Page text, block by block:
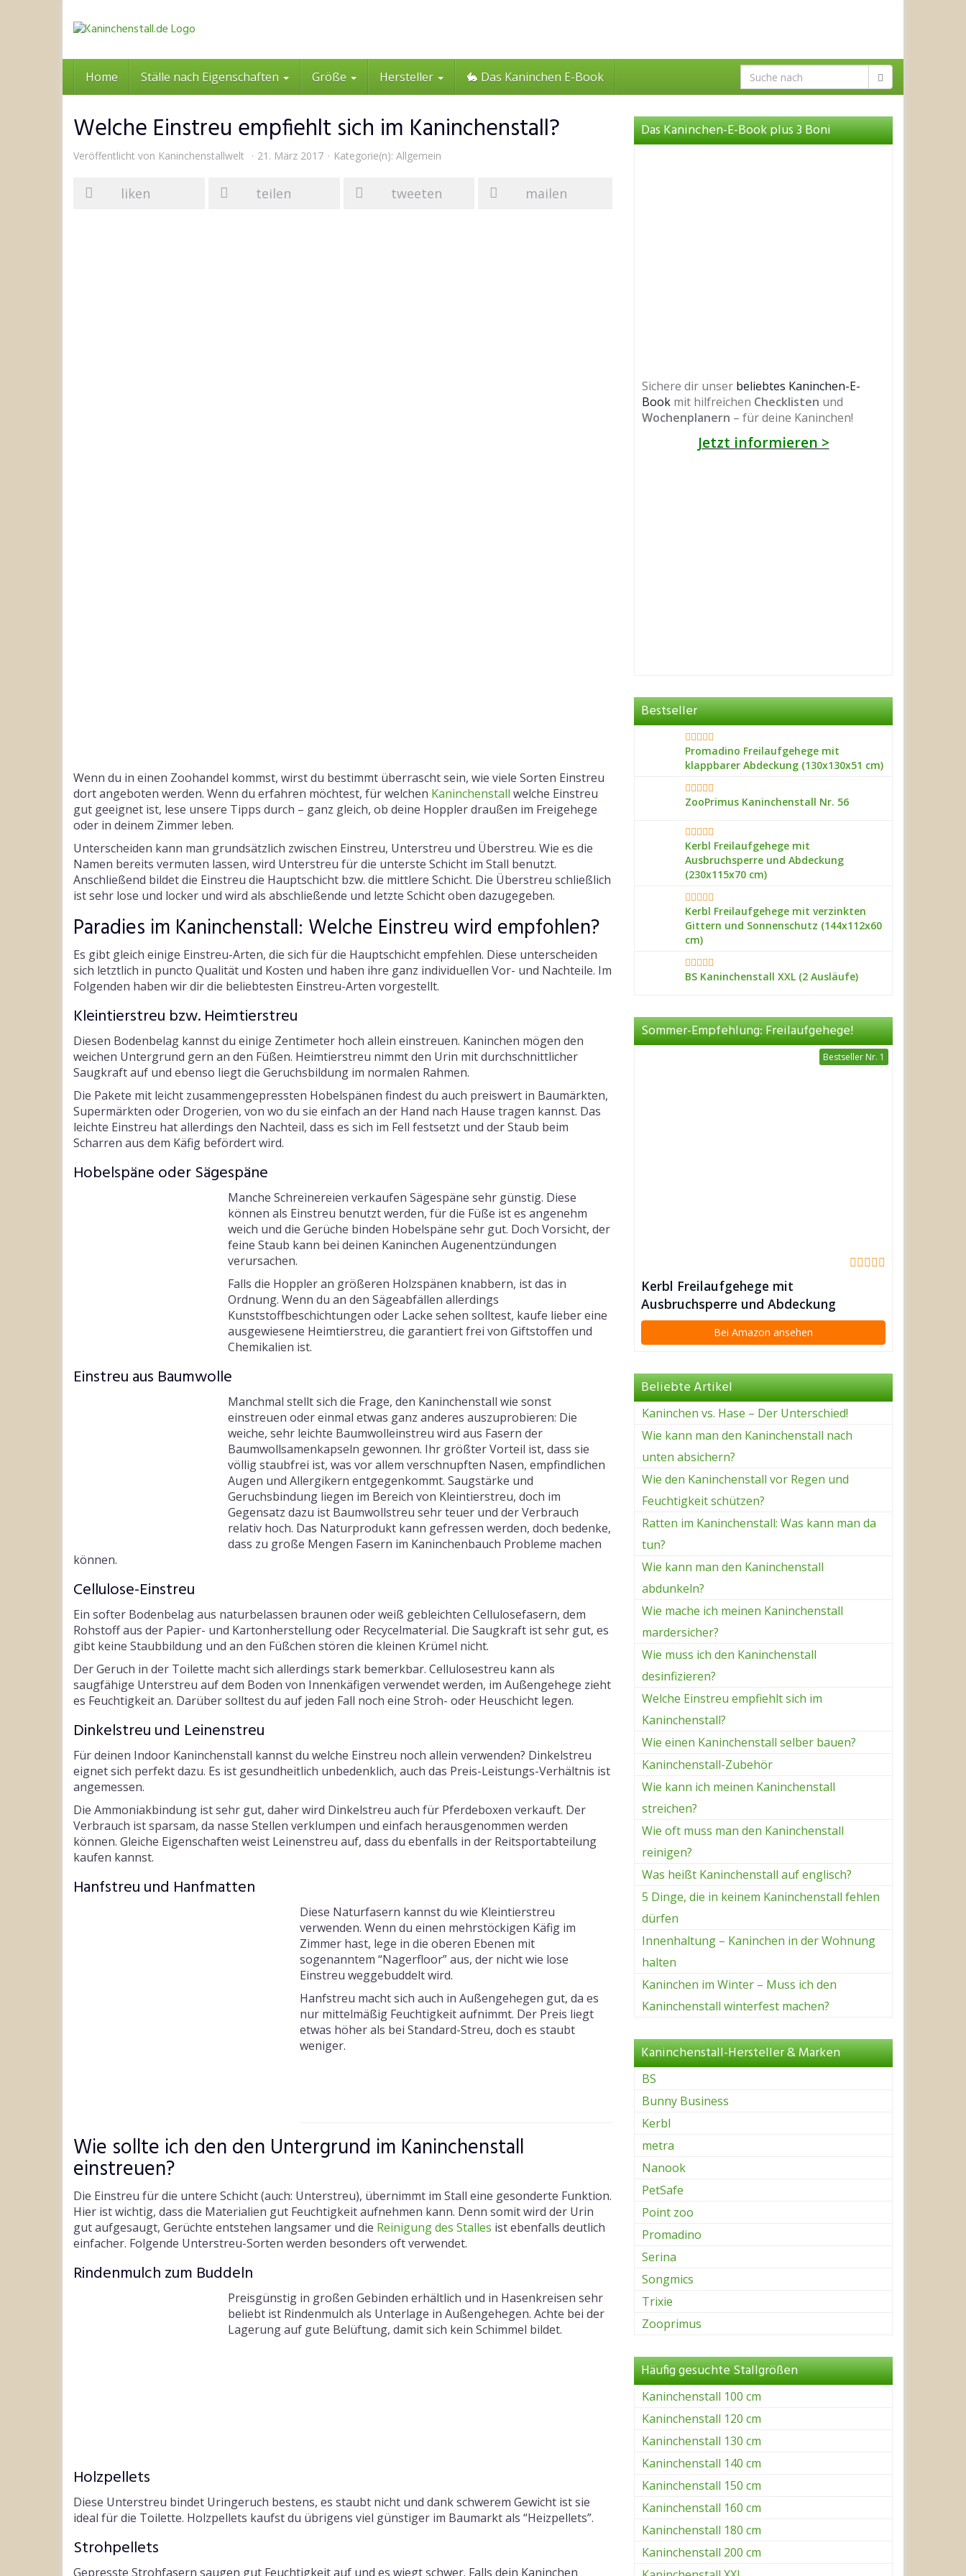
Home
Ställe nach Eigenschaften Größe Hersteller 🐇 Das Kaninchen E-Book
Welche Einstreu empfiehlt sich im Kaninchenstall?
Veröffentlicht von Kaninchenstallwelt 21. März 2017 Kategorie(n): Allgemein
liken teilen tweeten mailen
Wenn du in einen Zoohandel kommst, wirst du bestimmt überrascht sein, wie viele Sorten Einstreu
dort angeboten werden. Wenn du erfahren möchtest, für welchen Kaninchenstall welche Einstreu
gut geeignet ist, lese unsere Tipps durch – ganz gleich, ob deine Hoppler draußen im Freigehege
oder in deinem Zimmer leben.
Unterscheiden kann man grundsätzlich zwischen Einstreu, Unterstreu und Überstreu. Wie es die
Namen bereits vermuten lassen, wird Unterstreu für die unterste Schicht im Stall benutzt.
Anschließend bildet die Einstreu die Hauptschicht bzw. die mittlere Schicht. Die Überstreu schließlich
ist sehr lose und locker und wird als abschließende und letzte Schicht oben dazugegeben.
Paradies im Kaninchenstall: Welche Einstreu wird empfohlen?
Es gibt gleich einige Einstreu-Arten, die sich für die Hauptschicht empfehlen. Diese unterscheiden
sich letztlich in puncto Qualität und Kosten und haben ihre ganz individuellen Vor- und Nachteile. Im
Folgenden haben wir dir die beliebtesten Einstreu-Arten vorgestellt.
Kleintierstreu bzw. Heimtierstreu
Diesen Bodenbelag kannst du einige Zentimeter hoch allein einstreuen. Kaninchen mögen den
weichen Untergrund gern an den Füßen. Heimtierstreu nimmt den Urin mit durchschnittlicher
Saugkraft auf und ebenso liegt die Geruchsbildung im normalen Rahmen.
Die Pakete mit leicht zusammengepressten Hobelspänen findest du auch preiswert in Baumärkten,
Supermärkten oder Drogerien, von wo du sie einfach an der Hand nach Hause tragen kannst. Das
leichte Einstreu hat allerdings den Nachteil, dass es sich im Fell festsetzt und der Staub beim
Scharren aus dem Käfig befördert wird.
Hobelspäne oder Sägespäne
Manche Schreinereien verkaufen Sägespäne sehr günstig. Diese
können als Einstreu benutzt werden, für die Füße ist es angenehm
weich und die Gerüche binden Hobelspäne sehr gut. Doch Vorsicht, der
feine Staub kann bei deinen Kaninchen Augenentzündungen
verursachen.
Falls die Hoppler an größeren Holzspänen knabbern, ist das in
Ordnung. Wenn du an den Sägeabfällen allerdings
Kunststoffbeschichtungen oder Lacke sehen solltest, kaufe lieber eine
ausgewiesene Heimtierstreu, die garantiert frei von Giftstoffen und
Chemikalien ist.
Einstreu aus Baumwolle
Manchmal stellt sich die Frage, den Kaninchenstall wie sonst
einstreuen oder einmal etwas ganz anderes auszuprobieren: Die
weiche, sehr leichte Baumwolleinstreu wird aus Fasern der
Baumwollsamenkapseln gewonnen. Ihr größter Vorteil ist, dass sie
völlig staubfrei ist, was vor allem verschnupften Nasen, empfindlichen
Augen und Allergikern entgegenkommt. Saugstärke und
Geruchsbindung liegen im Bereich von Kleintierstreu, doch im
Gegensatz dazu ist Baumwollstreu sehr teuer und der Verbrauch
relativ hoch. Das Naturprodukt kann gefressen werden, doch bedenke,
dass zu große Mengen Fasern im Kaninchenbauch Probleme machen
können.
Cellulose-Einstreu
Ein softer Bodenbelag aus naturbelassen braunen oder weiß gebleichten Cellulosefasern, dem
Rohstoff aus der Papier- und Kartonherstellung oder Recycelmaterial. Die Saugkraft ist sehr gut, es
gibt keine Staubbildung und an den Füßchen stören die kleinen Krümel nicht.
Der Geruch in der Toilette macht sich allerdings stark bemerkbar. Cellulosestreu kann als
saugfähige Unterstreu auf dem Boden von Innenkäfigen verwendet werden, im Außengehege zieht
es Feuchtigkeit an. Darüber solltest du auf jeden Fall noch eine Stroh- oder Heuschicht legen.
Dinkelstreu und Leinenstreu
Für deinen Indoor Kaninchenstall kannst du welche Einstreu noch allein verwenden? Dinkelstreu
eignet sich perfekt dazu. Es ist gesundheitlich unbedenklich, auch das Preis-Leistungs-Verhältnis ist
angemessen.
Die Ammoniakbindung ist sehr gut, daher wird Dinkelstreu auch für Pferdeboxen verkauft. Der
Verbrauch ist sparsam, da nasse Stellen verklumpen und einfach herausgenommen werden
können. Gleiche Eigenschaften weist Leinenstreu auf, dass du ebenfalls in der Reitsportabteilung
kaufen kannst.
Hanfstreu und Hanfmatten
Diese Naturfasern kannst du wie Kleintierstreu
verwenden. Wenn du einen mehrstöckigen Käfig im
Zimmer hast, lege in die oberen Ebenen mit
sogenanntem “Nagerfloor” aus, der nicht wie lose
Einstreu weggebuddelt wird.
Hanfstreu macht sich auch in Außengehegen gut, da es
nur mittelmäßig Feuchtigkeit aufnimmt. Der Preis liegt
etwas höher als bei Standard-Streu, doch es staubt
weniger.
Wie sollte ich den den Untergrund im Kaninchenstall
einstreuen?
Die Einstreu für die untere Schicht (auch: Unterstreu), übernimmt im Stall eine gesonderte Funktion.
Hier ist wichtig, dass die Materialien gut Feuchtigkeit aufnehmen kann. Denn somit wird der Urin
gut aufgesaugt, Gerüchte entstehen langsamer und die Reinigung des Stalles ist ebenfalls deutlich
einfacher. Folgende Unterstreu-Sorten werden besonders oft verwendet.
Rindenmulch zum Buddeln
Preisgünstig in großen Gebinden erhältlich und in Hasenkreisen sehr
beliebt ist Rindenmulch als Unterlage in Außengehegen. Achte bei der
Lagerung auf gute Belüftung, damit sich kein Schimmel bildet.
Holzpellets
Diese Unterstreu bindet Uringeruch bestens, es staubt nicht und dank schwerem Gewicht ist sie
ideal für die Toilette. Holzpellets kaufst du übrigens viel günstiger im Baumarkt als “Heizpellets”.
Strohpellets
Gepresste Strohfasern saugen gut Feuchtigkeit auf und es wiegt schwer. Falls dein Kaninchen
Das Kaninchen-E-Book plus 3 Boni
Sichere dir unser beliebtes Kaninchen-E-
Book mit hilfreichen Checklisten und
Wochenplanern – für deine Kaninchen!
Jetzt informieren >
Bestseller
Promadino Freilaufgehege mit
klappbarer Abdeckung (130x130x51 cm)
ZooPrimus Kaninchenstall Nr. 56
Kerbl Freilaufgehege mit
Ausbruchsperre und Abdeckung
(230x115x70 cm)
Kerbl Freilaufgehege mit verzinkten
Gittern und Sonnenschutz (144x112x60
cm)
BS Kaninchenstall XXL (2 Ausläufe)
Sommer-Empfehlung: Freilaufgehege!
Bestseller Nr. 1
Kerbl Freilaufgehege mit
Ausbruchsperre und Abdeckung
(230x115x70 cm)
Bei Amazon ansehen
Beliebte Artikel
Kaninchen vs. Hase – Der Unterschied!
Wie kann man den Kaninchenstall nach
unten absichern?
Wie den Kaninchenstall vor Regen und
Feuchtigkeit schützen?
Ratten im Kaninchenstall: Was kann man da
tun?
Wie kann man den Kaninchenstall
abdunkeln?
Wie mache ich meinen Kaninchenstall
mardersicher?
Wie muss ich den Kaninchenstall
desinfizieren?
Welche Einstreu empfiehlt sich im
Kaninchenstall?
Wie einen Kaninchenstall selber bauen?
Kaninchenstall-Zubehör
Wie kann ich meinen Kaninchenstall
streichen?
Wie oft muss man den Kaninchenstall
reinigen?
Was heißt Kaninchenstall auf englisch?
5 Dinge, die in keinem Kaninchenstall fehlen
dürfen
Innenhaltung – Kaninchen in der Wohnung
halten
Kaninchen im Winter – Muss ich den
Kaninchenstall winterfest machen?
Kaninchenstall-Hersteller & Marken
BS
Bunny Business
Kerbl
metra
Nanook
PetSafe
Point zoo
Promadino
Serina
Songmics
Trixie
Zooprimus
Häufig gesuchte Stallgrößen
Kaninchenstall 100 cm
Kaninchenstall 120 cm
Kaninchenstall 130 cm
Kaninchenstall 140 cm
Kaninchenstall 150 cm
Kaninchenstall 160 cm
Kaninchenstall 180 cm
Kaninchenstall 200 cm